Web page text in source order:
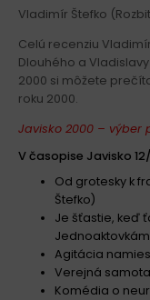
Vladimír Štefko
Celú recenziu
Dlouhého a
2000 si môžete
roku 2000.
Javisko 2000 – výber
V časopise Javisko
Od grotesky k
Štefko)
Je šťastie, keď
Agitácia
Verejná
Komédia o